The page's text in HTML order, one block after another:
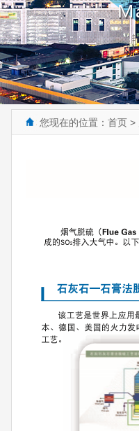
您现在的位置： 首页 >